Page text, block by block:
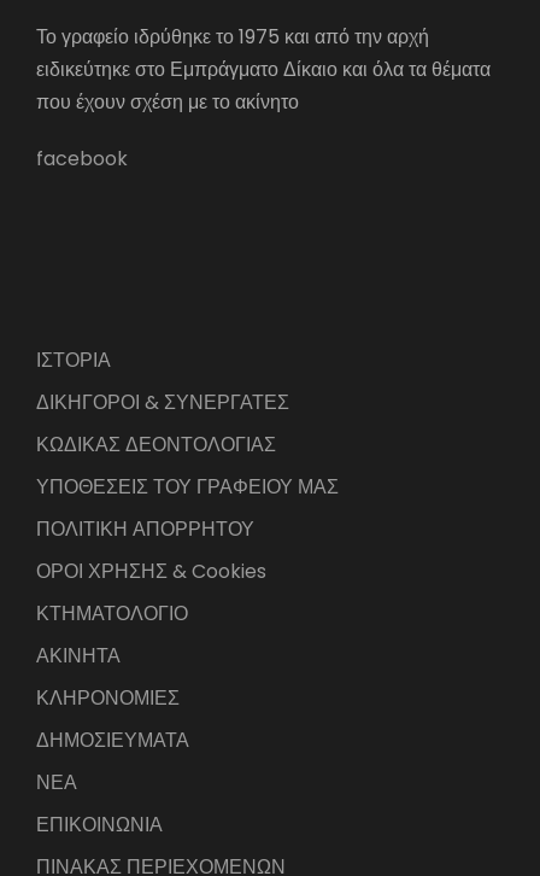
Το γραφείο ιδρύθηκε το 1975 και από την αρχή
ειδικεύτηκε στο Εμπράγματο Δίκαιο και όλα τα θέματα
που έχουν σχέση με το ακίνητο
facebook
ΙΣΤΟΡΙΑ
ΔΙΚΗΓΟΡΟΙ & ΣΥΝΕΡΓΑΤΕΣ
ΚΩΔΙΚΑΣ ΔΕΟΝΤΟΛΟΓΙΑΣ
ΥΠΟΘΕΣΕΙΣ ΤΟΥ ΓΡΑΦΕΙΟΥ ΜΑΣ
ΠΟΛΙΤΙΚΗ ΑΠΟΡΡΗΤΟΥ
ΟΡΟΙ ΧΡΗΣΗΣ & Cookies
ΚΤΗΜΑΤΟΛΟΓΙΟ
ΑΚΙΝΗΤΑ
ΚΛΗΡΟΝΟΜΙΕΣ
ΔΗΜΟΣΙΕΥΜΑΤΑ
ΝΕΑ
ΕΠΙΚΟΙΝΩΝΙΑ
ΠΙΝΑΚΑΣ ΠΕΡΙΕΧΟΜΕΝΩΝ